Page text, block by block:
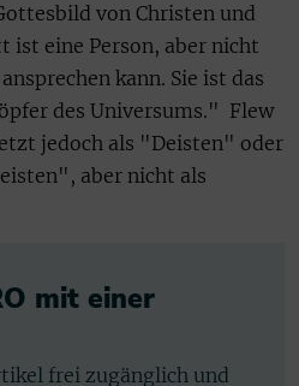
von Christen und
ist eine Person, aber nicht
kann. Sie ist das
des Universums." Flew
jedoch als "Deisten" oder
aber nicht als
mit einer
frei zugänglich und